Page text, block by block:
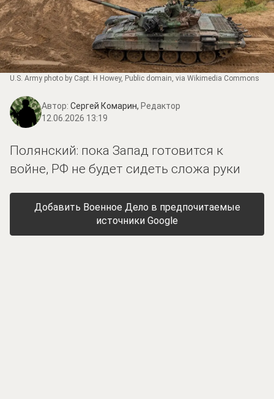
U.S. Army photo by Capt. H Howey, Public domain, via Wikimedia Commons
Автор: Сергей Комарин, Редактор
12.06.2026 13:19
Полянский: пока Запад готовится к
войне, РФ не будет сидеть сложа руки
Добавить Военное Дело в предпочитаемые
источники Google